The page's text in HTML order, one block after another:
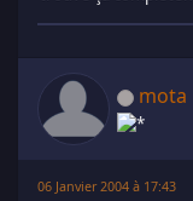
mota
06 Janvier 2004 à 17:43